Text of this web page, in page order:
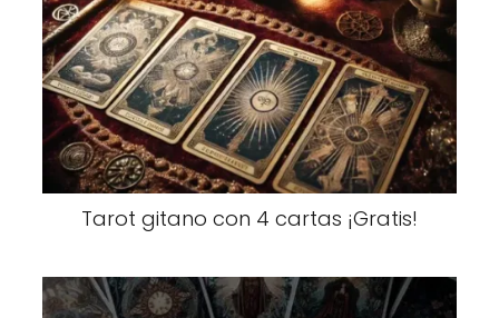
Tarot gitano con 4 cartas ¡Gratis!